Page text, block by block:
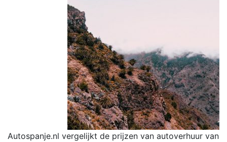
Autospanje.nl vergelijkt de prijzen van autoverhuur van